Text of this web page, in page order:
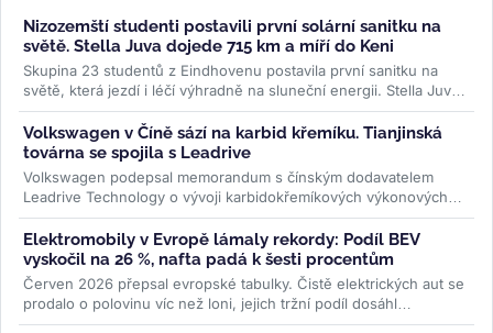
Nizozemští studenti postavili první solární sanitku na
světě. Stella Juva dojede 715 km a míří do Keni
Skupina 23 studentů z Eindhovenu postavila první sanitku na
světě, která jezdí i léčí výhradně na sluneční energii. Stella Juva
má...>>
Volkswagen v Číně sází na karbid křemíku. Tianjinská
továrna se spojila s Leadrive
Volkswagen podepsal memorandum s čínským dodavatelem
Leadrive Technology o vývoji karbidokřemíkových výkonových
modulů pro elektromobily....>>
Elektromobily v Evropě lámaly rekordy: Podíl BEV
vyskočil na 26 %, nafta padá k šesti procentům
Červen 2026 přepsal evropské tabulky. Čistě elektrických aut se
prodalo o polovinu víc než loni, jejich tržní podíl dosáhl
rekordních 26...>>